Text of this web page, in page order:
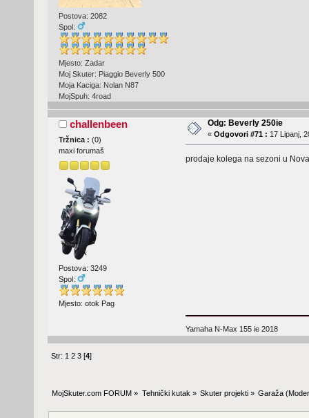
Postova: 2082
Spol:
Mjesto: Zadar
Moj Skuter: Piaggio Beverly 500
Moja Kaciga: Nolan N87
MojSpuh: 4road
challenbeen
Tržnica : (0)
maxi forumaš
Postova: 3249
Spol:
Mjesto: otok Pag
Odg: Beverly 250ie
« Odgovori #71 : 17 Lipanj,
prodaje kolega na sezoni u
Yamaha N-Max 155 ie 2018
Str: 1 2 3 [4]
MojSkuter.com FORUM » Tehnički kutak » Skuter projekti» Garaža